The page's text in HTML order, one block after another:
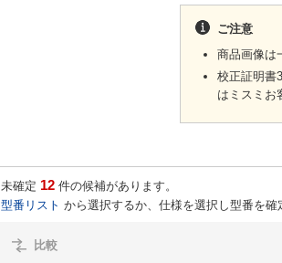
ご注意
商品画像は
校正証明書
はミスミお
未確定 12 件の候補があります。
型番リスト から選択するか、仕様を選択し型番を確
比較